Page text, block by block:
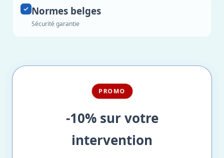
Normes belges
Sécurité garantie
PROMO
-10% sur votre
intervention